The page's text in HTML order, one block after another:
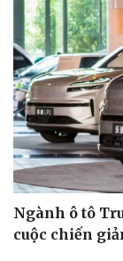
Ngành ô tô
cuộc chiến